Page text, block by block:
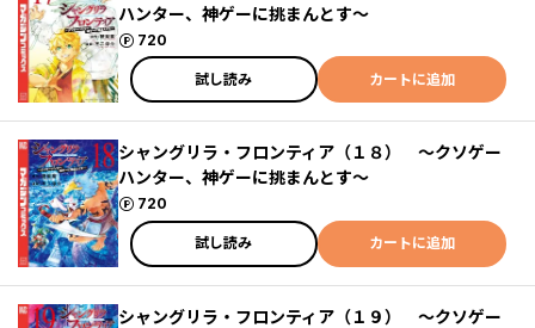
ハンター、神ゲーに挑まんとす～
720
ポイント
試し読み カートに追加
シャングリラ・フロンティア（１８） ～クソゲー
ハンター、神ゲーに挑まんとす～
720
ポイント
試し読み カートに追加
シャングリラ・フロンティア（１９） ～クソゲー